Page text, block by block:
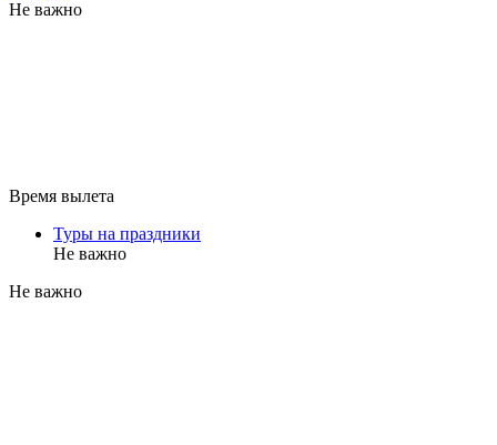
Не важно
Время вылета
Туры на праздники
Не важно
Не важно